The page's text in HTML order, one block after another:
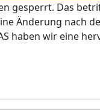
gesperrt. Das
Änderung nach
haben wir eine